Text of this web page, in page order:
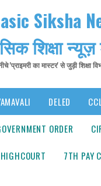
Siksha
शिक्षा
'प्राइमरी का मास्टर' से जुड़ी शिक्षा
DELED
ORDER
7TH PAY